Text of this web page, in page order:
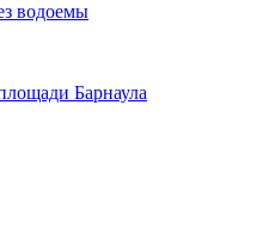
водоемы
Барнаула